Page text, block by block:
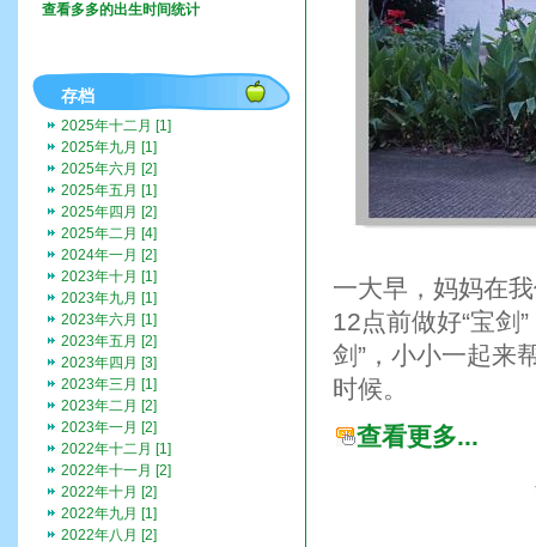
一大早，妈妈在
12点前做好“宝剑
剑”，小小一起来
时候。
查看更多...
查看多多的出生时间统计
存档
2025年十二月 [1]
2025年九月 [1]
2025年六月 [2]
2025年五月 [1]
2025年四月 [2]
2025年二月 [4]
2024年一月 [2]
2023年十月 [1]
2023年九月 [1]
2023年六月 [1]
2023年五月 [2]
2023年四月 [3]
2023年三月 [1]
2023年二月 [2]
2023年一月 [2]
2022年十二月 [1]
2022年十一月 [2]
2022年十月 [2]
2022年九月 [1]
2022年八月 [2]